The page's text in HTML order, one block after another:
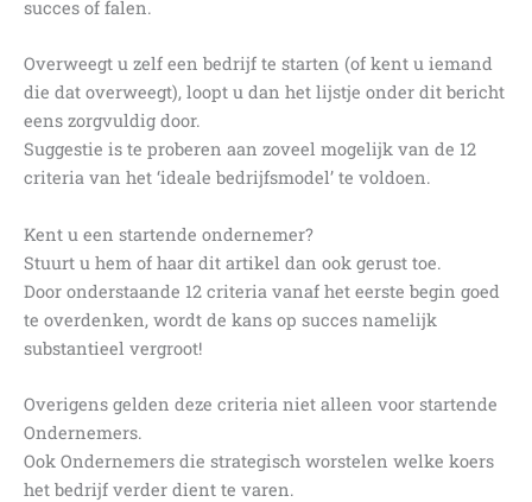
succes of falen.
Overweegt u zelf een bedrijf te starten (of kent u iemand
die dat overweegt), loopt u dan het lijstje onder dit bericht
eens zorgvuldig door.
Suggestie is te proberen aan zoveel mogelijk van de 12
criteria van het ‘ideale bedrijfsmodel’ te voldoen.
Kent u een startende ondernemer?
Stuurt u hem of haar dit artikel dan ook gerust toe.
Door onderstaande 12 criteria vanaf het eerste begin goed
te overdenken, wordt de kans op succes namelijk
substantieel vergroot!
Overigens gelden deze criteria niet alleen voor startende
Ondernemers.
Ook Ondernemers die strategisch worstelen welke koers
het bedrijf verder dient te varen.